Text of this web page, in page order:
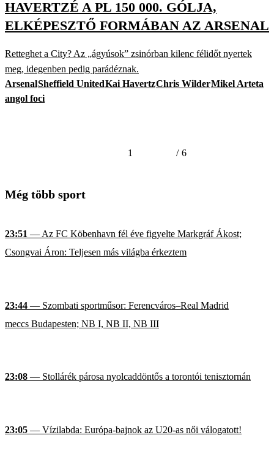
HAVERTZÉ A PL 150 000. GÓLJA,
ELKÉPESZTŐ FORMÁBAN AZ ARSENAL
Retteghet a City? Az „ágyúsok” zsinórban kilenc félidőt nyertek
meg, idegenben pedig parádéznak.
ArsenalSheffield UnitedKai HavertzChris WilderMikel Arteta
angol foci
1 / 6
Még több sport
23:51 — Az FC Köbenhavn fél éve figyelte Markgráf Ákost;
Csongvai Áron: Teljesen más világba érkeztem
23:44 — Szombati sportműsor: Ferencváros–Real Madrid
meccs Budapesten; NB I, NB II, NB III
23:08 — Stollárék párosa nyolcaddöntős a torontói tenisztornán
23:05 — Vízilabda: Európa-bajnok az U20-as női válogatott!